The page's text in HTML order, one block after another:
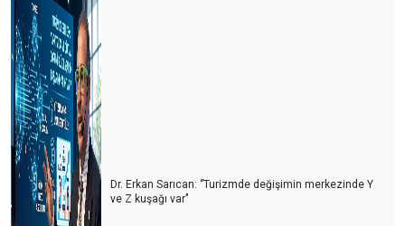
Antalya yurt dışı uçuşlara kapatılmalı
TURİZM İSTATİSTİKLERİ DEVLET SIRRI MI?
Lara-Kundu'nun unutulan arka bahçesi
Bu işin sonu nereye varacak?
İki derede bir arada
Siyasiler tepişiyor turizm eziliyor
Turist için erken mi davrandık?
Dr. Erkan Sarıcan: ‘’Turizmde değişimin merkezinde Y
ve Z kuşağı var’’